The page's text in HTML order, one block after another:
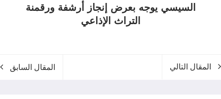
السيسي يوجه بعرض إنجاز أرشفة ورقمنة
التراث الإذاعي
المقال التالي المقال السابق